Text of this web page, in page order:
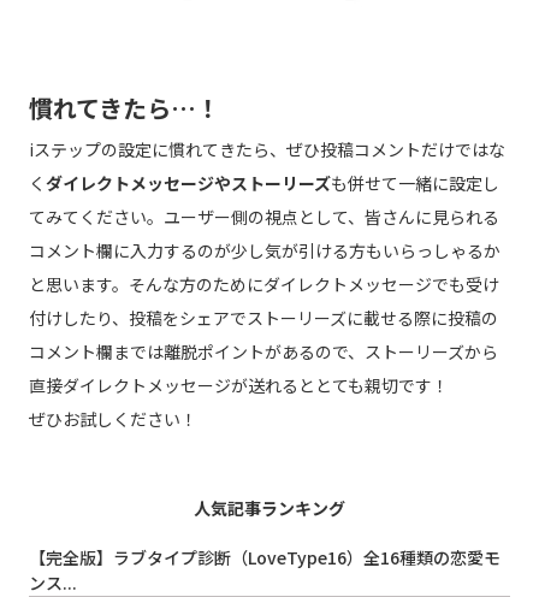
慣れてきたら…！
iステップの設定に慣れてきたら、ぜひ投稿コメントだけではな
く ダイレクトメッセージやストーリーズも併せて一緒に設定し
てみてください。ユーザー側の視点として、皆さんに見られる
コメント欄に入力するのが少し気が引ける方もいらっしゃるか
と思います。そんな方のためにダイレクトメッセージでも受け
付けしたり、投稿をシェアでストーリーズに載せる際に投稿の
コメント欄までは離脱ポイントがあるので、ストーリーズから
直接ダイレクトメッセージが送れるととても親切です！
ぜひお試しください！
人気記事ランキング
【完全版】ラブタイプ診断（LoveType16）全16種類の恋愛モ
ンス...